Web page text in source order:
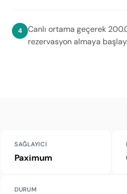
Canlı ortama geçerek
rezervasyon almaya
SAĞLAYICI
Paximum
DURUM